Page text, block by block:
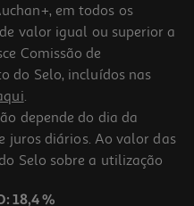
1.0
em todos os
valor igual ou superior a
Comissão de
do Selo, incluídos nas
.
depende do dia da
juros diários. Ao valor das
Selo sobre a utilização
18,4 %